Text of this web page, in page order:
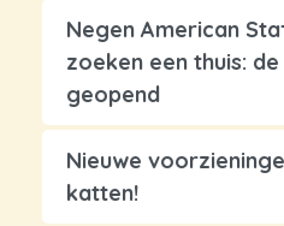
Negen American
zoeken een thuis:
geopend
Nieuwe
katten!